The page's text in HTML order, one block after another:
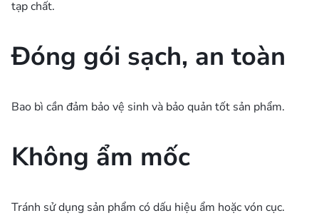
tạp chất.
Đóng gói sạch, an toàn
Bao bì cần đảm bảo vệ sinh và bảo quản tốt sản phẩm.
Không ẩm mốc
Tránh sử dụng sản phẩm có dấu hiệu ẩm hoặc vón cục.